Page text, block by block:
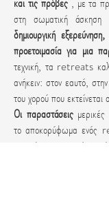
στη σωματική
δημιουργική
προετοιμασία για μια
τεχνική, τα retreats
ανήκειν: στον εαυτό,
του χορού που
Οι παραστάσειςμερικές
το αποκορύφωμα ενός
σε χώρους με νόημα ή